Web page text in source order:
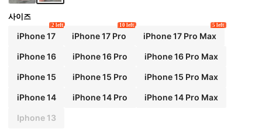
사이즈
iPhone 17
2 left
iPhone 17 Pro
10 left
iPhone 17 Pro Max
5 left
iPhone 16 iPhone 16 Pro iPhone 16 Pro Max
iPhone 15 iPhone 15 Pro iPhone 15 Pro Max
iPhone 14 iPhone 14 Pro iPhone 14 Pro Max
Iphone 13